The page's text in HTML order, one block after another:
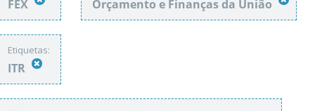
FEX Orçamento e Finanças da União
Etiquetas:
ITR